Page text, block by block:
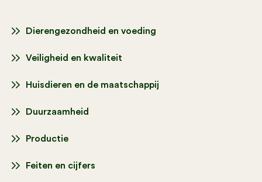
Dierengezondheid en voeding
Veiligheid en kwaliteit
Huisdieren en de maatschappij
Duurzaamheid
Productie
Feiten en cijfers